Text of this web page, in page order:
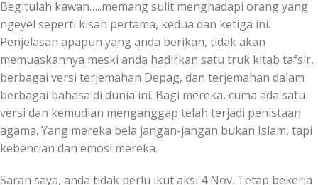
Begitulah kawan…..memang sulit menghadapi orang yang
ngeyel seperti kisah pertama, kedua dan ketiga ini.
Penjelasan apapun yang anda berikan, tidak akan
memuaskannya meski anda hadirkan satu truk kitab tafsir,
berbagai versi terjemahan Depag, dan terjemahan dalam
berbagai bahasa di dunia ini. Bagi mereka, cuma ada satu
versi dan kemudian menganggap telah terjadi penistaan
agama. Yang mereka bela jangan-jangan bukan Islam, tapi
kebencian dan emosi mereka.
Saran saya, anda tidak perlu ikut aksi 4 Nov. Tetap bekerja